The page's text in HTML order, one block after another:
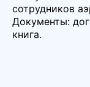
сотрудников
Документы:
книга.